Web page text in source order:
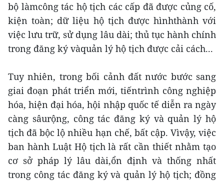
bộ làmcông tác hộ tịch các cấp đã được củng cố,
kiện toàn; dữ liệu hộ tịch được hìnhthành với
việc lưu trữ, sử dụng lâu dài; thủ tục hành chính
trong đăng ký vàquản lý hộ tịch được cải cách...
Tuy nhiên, trong bối cảnh đất nước bước sang
giai đoạn phát triển mới, tiếntrình công nghiệp
hóa, hiện đại hóa, hội nhập quốc tế diễn ra ngày
càng sâurộng, công tác đăng ký và quản lý hộ
tịch đã bộc lộ nhiều hạn chế, bất cập. Vìvậy, việc
ban hành Luật Hộ tịch là rất cần thiết nhằm tạo
cơ sở pháp lý lâu dài,ổn định và thống nhất
trong công tác đăng ký và quản lý hộ tịch; đồng